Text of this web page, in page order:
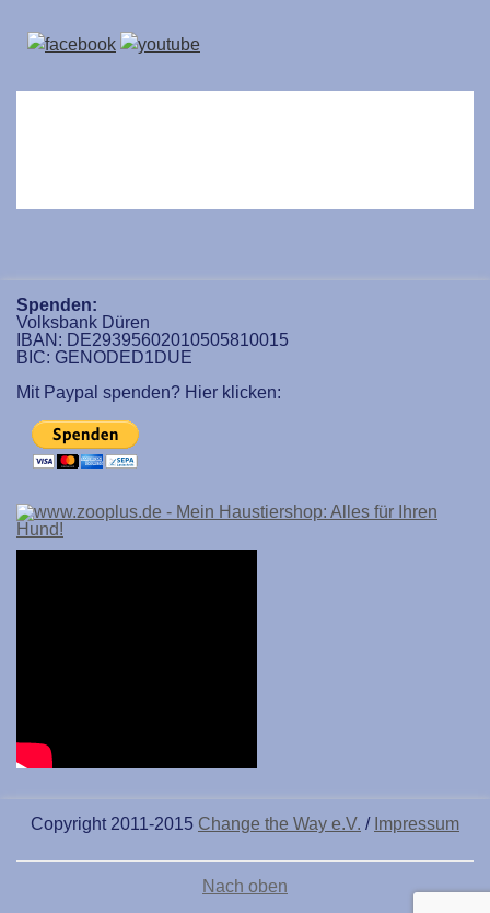
Spenden:
Volksbank Düren
IBAN: DE29395602010505810015
BIC: GENODED1DUE
Mit Paypal spenden? Hier klicken:
Copyright 2011-2015 Change the Way e.V. / Impressum
Nach oben